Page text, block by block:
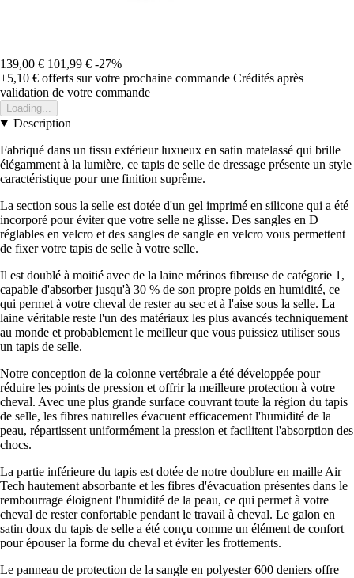
139,00 € 101,99 € -27%
+5,10 € offerts sur votre prochaine commande Crédités après
validation de votre commande
Loading...
Description
Fabriqué dans un tissu extérieur luxueux en satin matelassé qui brille
élégamment à la lumière, ce tapis de selle de dressage présente un style
caractéristique pour une finition suprême.
La section sous la selle est dotée d'un gel imprimé en silicone qui a été
incorporé pour éviter que votre selle ne glisse. Des sangles en D
réglables en velcro et des sangles de sangle en velcro vous permettent
de fixer votre tapis de selle à votre selle.
Il est doublé à moitié avec de la laine mérinos fibreuse de catégorie 1,
capable d'absorber jusqu'à 30 % de son propre poids en humidité, ce
qui permet à votre cheval de rester au sec et à l'aise sous la selle. La
laine véritable reste l'un des matériaux les plus avancés techniquement
au monde et probablement le meilleur que vous puissiez utiliser sous
un tapis de selle.
Notre conception de la colonne vertébrale a été développée pour
réduire les points de pression et offrir la meilleure protection à votre
cheval. Avec une plus grande surface couvrant toute la région du tapis
de selle, les fibres naturelles évacuent efficacement l'humidité de la
peau, répartissent uniformément la pression et facilitent l'absorption des
chocs.
La partie inférieure du tapis est dotée de notre doublure en maille Air
Tech hautement absorbante et les fibres d'évacuation présentes dans le
rembourrage éloignent l'humidité de la peau, ce qui permet à votre
cheval de rester confortable pendant le travail à cheval. Le galon en
satin doux du tapis de selle a été conçu comme un élément de confort
pour épouser la forme du cheval et éviter les frottements.
Le panneau de protection de la sangle en polyester 600 deniers offre